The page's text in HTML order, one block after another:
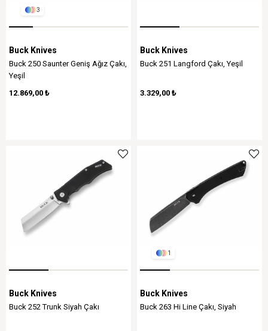
3
Buck Knives
Buck 250 Saunter Geniş Ağız Çakı,
Yeşil
12.869,00 ₺
Buck Knives
Buck 251 Langford Çakı, Yeşil
3.329,00 ₺
Buck Knives
Buck 252 Trunk Siyah Çakı
1
Buck Knives
Buck 263 Hi Line Çakı, Siyah